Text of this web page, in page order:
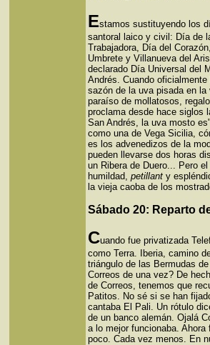
Estamos sustituyendo los
santoral laico y civil: Día de
Trabajadora, Día del
Umbrete y Villanueva del
declarado Día Universal del
Andrés. Cuando
sazón de la uva pisada en
paraíso de mollatosos,
proclama desde hace siglos
San Andrés, la uva mosto
como una de Vega Sicilia,
es los advenedizos de la
pueden llevarse dos horas
un Ribera de Duero... Pero
humildad, petillant y
la vieja caoba de los
Sábado 20: Reparto
Cuando fue privatizada
como Terra. Iberia, camino
triángulo de las Bermudas
Correos de una vez? De
de Correos, tenemos que
Patitos. No sé si se han
cantaba El Pali. Un rótulo
de un banco alemán. Ojalá
a lo mejor funcionaba.
poco. Cada vez menos. En